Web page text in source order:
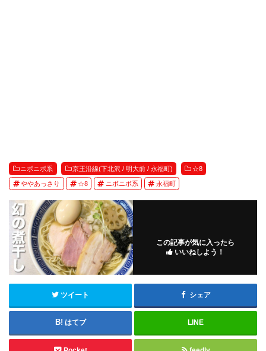
ニボニボ系 京王沿線(下北沢 / 明大前 / 永福町) ☆8
ややあっさり ☆8 ニボニボ系 永福町
この記事が気に入ったら
いいねしよう！
ツイート シェア
はてブ LINE